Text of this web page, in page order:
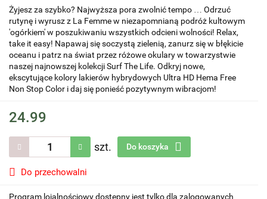
Żyjesz za szybko? Najwyższa pora zwolnić tempo … Odrzuć
rutynę i wyrusz z La Femme w niezapomnianą podróż kultowym
'ogórkiem' w poszukiwaniu wszystkich odcieni wolności! Relax,
take it easy! Napawaj się soczystą zielenią, zanurz się w błękicie
oceanu i patrz na świat przez różowe okulary w towarzystwie
naszej najnowszej kolekcji Surf The Life. Odkryj nowe,
ekscytujące kolory lakierów hybrydowych Ultra HD Hema Free
Non Stop Color i daj się ponieść pozytywnym wibracjom!
24.99
szt. Do koszyka
Do przechowalni
Program lojalnościowy dostępny jest tylko dla zalogowanych